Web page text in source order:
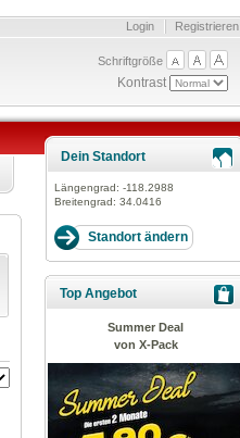
Registrieren
Login
Schriftgröße
Kontrast
Dein Standort
Längengrad: -118.2988
Breitengrad: 34.0416
Top Angebot
Summer Deal
von X-Pack